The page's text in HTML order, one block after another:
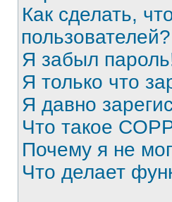
Как сделать,
пользователей?
Я забыл
Я только что
Я давно
Что такое
Почему я не
Что делает